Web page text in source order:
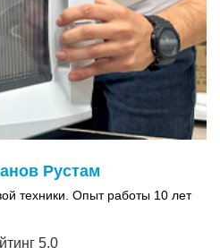
Рустам
техники. Опыт работы 10 лет
5.0